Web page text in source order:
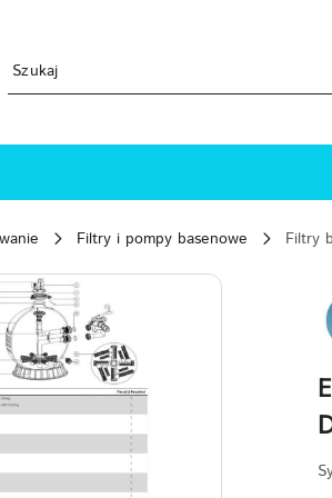
Filtry i pompy basenowe
Filtry